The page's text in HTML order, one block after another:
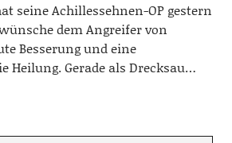
seine Achillessehnen-OP gestern
dem Angreifer von
Besserung und eine
Heilung. Gerade als Drecksau…